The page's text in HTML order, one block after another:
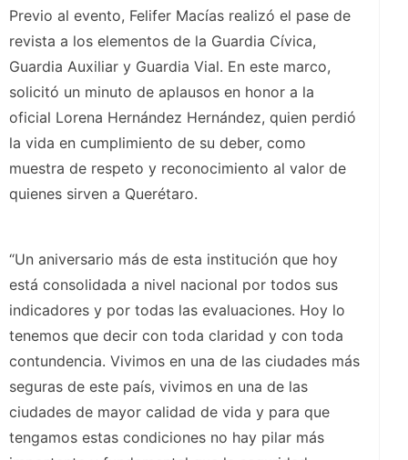
Previo al evento, Felifer Macías realizó el pase de
revista a los elementos de la Guardia Cívica,
Guardia Auxiliar y Guardia Vial. En este marco,
solicitó un minuto de aplausos en honor a la
oficial Lorena Hernández Hernández, quien perdió
la vida en cumplimiento de su deber, como
muestra de respeto y reconocimiento al valor de
quienes sirven a Querétaro.
“Un aniversario más de esta institución que hoy
está consolidada a nivel nacional por todos sus
indicadores y por todas las evaluaciones. Hoy lo
tenemos que decir con toda claridad y con toda
contundencia. Vivimos en una de las ciudades más
seguras de este país, vivimos en una de las
ciudades de mayor calidad de vida y para que
tengamos estas condiciones no hay pilar más